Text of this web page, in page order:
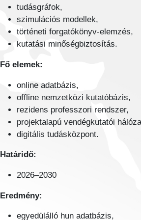
tudásgráfok,
szimulációs modellek,
történeti forgatókönyv-elemzés,
kutatási minőségbiztosítás.
Fő elemek:
online adatbázis,
offline nemzetközi kutatóbázis,
rezidens professzori rendszer,
projektalapú vendégkutatói
digitális tudásközpont.
Határidő:
2026–2030
Eredmény:
egyedülálló hun adatbázis,